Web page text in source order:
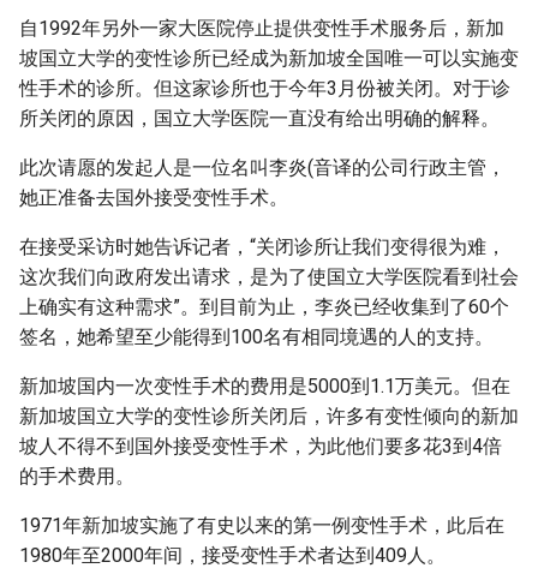
r
c
h
自1992年另外一家大医院停止提供变性手术服务后，新加
坡国立大学的变性诊所已经成为新加坡全国唯一可以实施变
性手术的诊所。但这家诊所也于今年3月份被关闭。对于诊
所关闭的原因，国立大学医院一直没有给出明确的解释。
此次请愿的发起人是一位名叫李炎(音译的公司行政主管，
她正准备去国外接受变性手术。
在接受采访时她告诉记者，“关闭诊所让我们变得很为难，
这次我们向政府发出请求，是为了使国立大学医院看到社会
上确实有这种需求”。到目前为止，李炎已经收集到了60个
签名，她希望至少能得到100名有相同境遇的人的支持。
新加坡国内一次变性手术的费用是5000到1.1万美元。但在
新加坡国立大学的变性诊所关闭后，许多有变性倾向的新加
坡人不得不到国外接受变性手术，为此他们要多花3到4倍
的手术费用。
1971年新加坡实施了有史以来的第一例变性手术，此后在
1980年至2000年间，接受变性手术者达到409人。